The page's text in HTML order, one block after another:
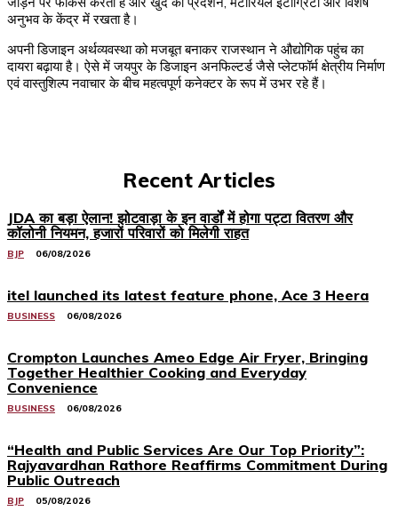
अनुभव के केंद्र में रखता है।
अपनी डिजाइन अर्थव्यवस्था को मजबूत बनाकर राजस्थान ने औद्योगिक पहुंच का
दायरा बढ़ाया है। ऐसे में जयपुर के डिजाइन अनफिल्टर्ड जैसे प्लेटफॉर्म क्षेत्रीय निर्माण
एवं वास्तुशिल्प नवाचार के बीच महत्वपूर्ण कनेक्टर के रूप में उभर रहे हैं।
Recent Articles
JDA का बड़ा ऐलान! झोटवाड़ा के इन वार्डों में होगा पट्टा वितरण और
कॉलोनी नियमन, हजारों परिवारों को मिलेगी राहत
BJP 06/08/2026
itel launched its latest feature phone, Ace 3 Heera
BUSINESS 06/08/2026
Crompton Launches Ameo Edge Air Fryer, Bringing
Together Healthier Cooking and Everyday
Convenience
BUSINESS 06/08/2026
“Health and Public Services Are Our Top Priority”:
Rajyavardhan Rathore Reaffirms Commitment During
Public Outreach
BJP 05/08/2026